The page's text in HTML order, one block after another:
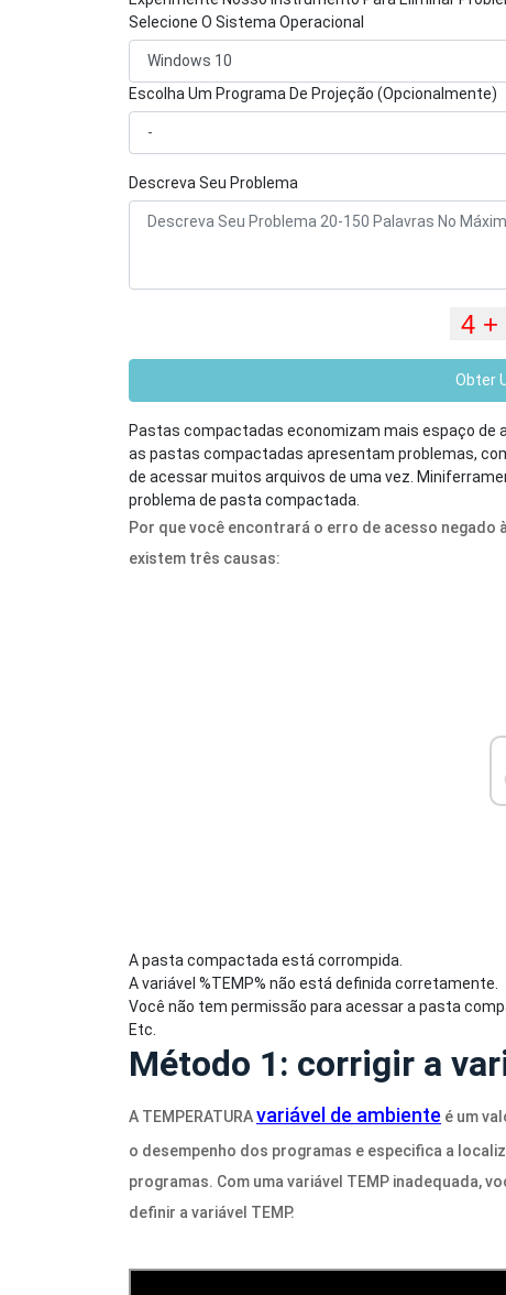
Selecione O Sistema Operacional
Escolha Um Programa De Projeção (Opcionalmente)
Descreva Seu Problema
Obter
Pastas compactadas economizam mais espaço de
as pastas compactadas apresentam problemas,
de acessar muitos arquivos de uma vez.
problema de pasta compactada.
Por que você encontrará o erro de acesso
existem três causas:
A pasta compactada está corrompida.
A variável %TEMP% não está definida corretamente.
Você não tem permissão para acessar a pasta
Etc.
Método 1: corrigir a
A TEMPERATURAvariável de ambiente é um
o desempenho dos programas e especifica a
programas. Com uma variável TEMP inadequada,
definir a variável TEMP.